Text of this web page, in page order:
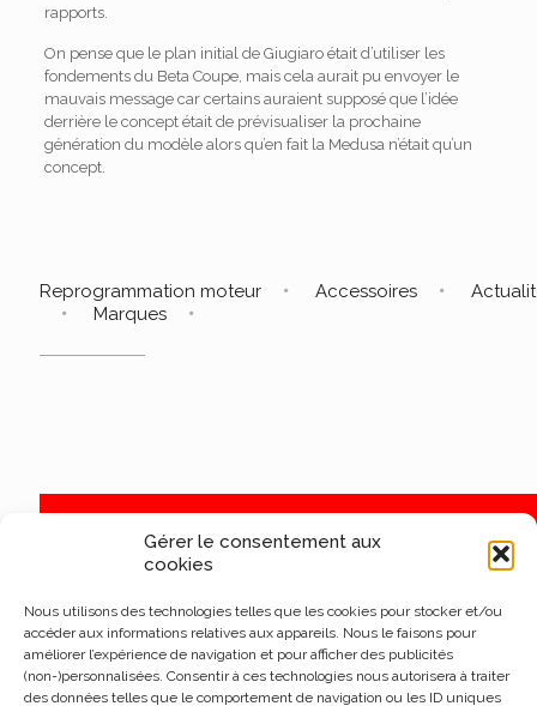
Gérer le consentement aux
cookies
Nous utilisons des technologies telles que les cookies pour stocker et/ou
accéder aux informations relatives aux appareils. Nous le faisons pour
améliorer l’expérience de navigation et pour afficher des publicités
(non-)personnalisées. Consentir à ces technologies nous autorisera à traiter
des données telles que le comportement de navigation ou les ID uniques
rapports.
On pense que le plan initial de Giugiaro était d’utiliser les
fondements du Beta Coupe, mais cela aurait pu envoyer le
mauvais message car certains auraient supposé que l’idée
derrière le concept était de prévisualiser la prochaine
génération du modèle alors qu’en fait la Medusa n’était qu’un
concept.
Reprogrammation moteur Accessoires
Marques